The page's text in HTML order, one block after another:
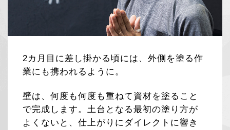
2カ月目に差し掛かる頃には、外側を塗る作
業にも携われるように。
壁は、何度も何度も重ねて資材を塗ること
で完成します。土台となる最初の塗り方が
よくないと、仕上がりにダイレクトに響き